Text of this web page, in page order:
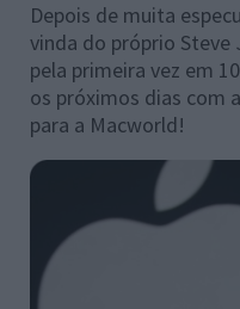
Depois de muita
vinda do próprio Steve
pela primeira vez em
os próximos dias com
para a Macworld!